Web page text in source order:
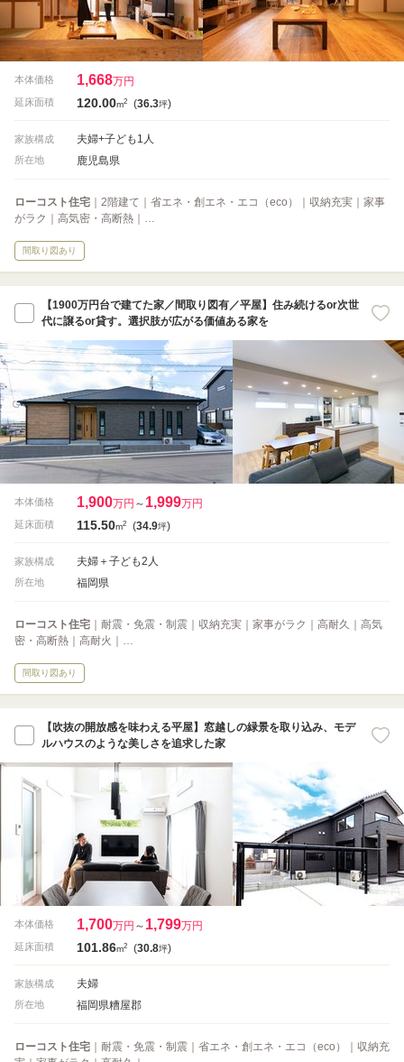
本体価格 1,668万円
延床面積 120.00m2 (36.3坪)
家族構成 夫婦+子ども1人
所在地 鹿児島県
ローコスト住宅 ｜2階建て｜省エネ・創エネ・エコ（eco）｜収納充実｜家事
がラク｜高気密・高断熱｜…
間取り図あり
【1900万円台で建てた家／間取り図有／平屋】住み続けるor次世
代に譲るor貸す。選択肢が広がる価値ある家を
本体価格 1,900万円 ～ 1,999万円
延床面積 115.50m2 (34.9坪)
家族構成 夫婦＋子ども2人
所在地 福岡県
ローコスト住宅 ｜耐震・免震・制震｜収納充実｜家事がラク｜高耐久｜高気
密・高断熱｜高耐火｜…
間取り図あり
【吹抜の開放感を味わえる平屋】窓越しの緑景を取り込み、モデ
ルハウスのような美しさを追求した家
本体価格 1,700万円 ～ 1,799万円
延床面積 101.86m2 (30.8坪)
家族構成 夫婦
所在地 福岡県糟屋郡
ローコスト住宅 ｜耐震・免震・制震｜省エネ・創エネ・エコ（eco）｜収納充